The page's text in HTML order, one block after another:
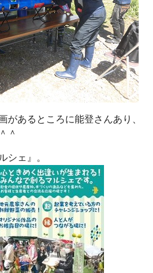
があるところに能登さんあり、
＾
シェ』。